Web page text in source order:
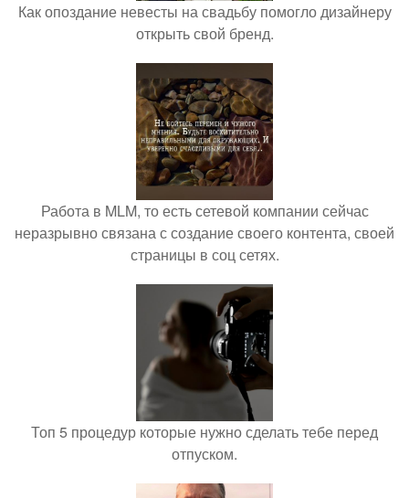
Как опоздание невесты на свадьбу помогло дизайнеру
открыть свой бренд.
Работа в MLM, то есть сетевой компании сейчас
неразрывно связана с создание своего контента, своей
страницы в соц сетях.
Топ 5 процедур которые нужно сделать тебе перед
отпуском.